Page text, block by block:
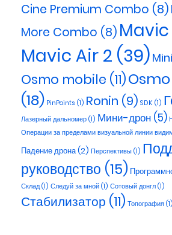
Cine Premium Combo (8)
More Combo (8)
Mavic Air 2 (39)
Osmo mobile (11)
(18) PinPoints (1) Ronin (9) SDK (1)
Лазерный дальномер (1) Мини-дрон (5)
Операции за пределами визуальной линии
Падение дрона(2) Перспективы (1)
руководство (15)
Склад(1) Следуй за мной (1) Сотовый донгл (1)
Стабилизатор (11) Топография (1)